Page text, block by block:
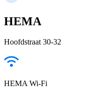
HEMA
Hoofdstraat 30-32
HEMA Wi-Fi